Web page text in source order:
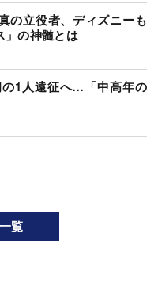
の立役者、ディズニーも
」の神髄とは
1人遠征へ…「中高年の
覧